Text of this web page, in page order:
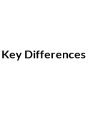
Key Differences